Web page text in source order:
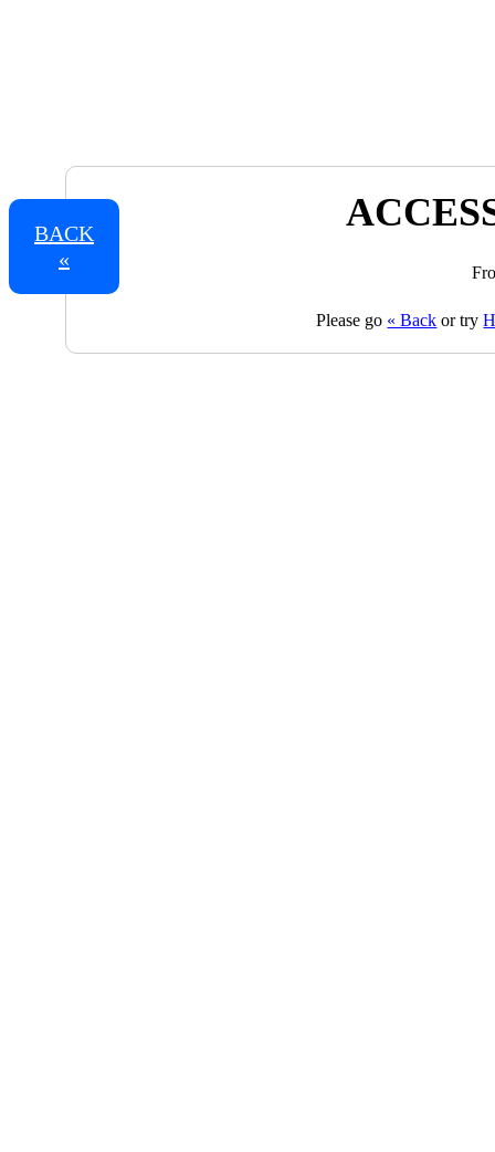
BACK
«
Please go « Back or try